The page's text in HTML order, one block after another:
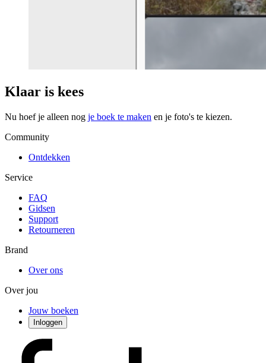
Klaar is kees
Nu hoef je alleen nog je boek te maken en je foto's te kiezen.
Community
Ontdekken
Service
FAQ
Gidsen
Support
Retourneren
Brand
Over ons
Over jou
Jouw boeken
Inloggen